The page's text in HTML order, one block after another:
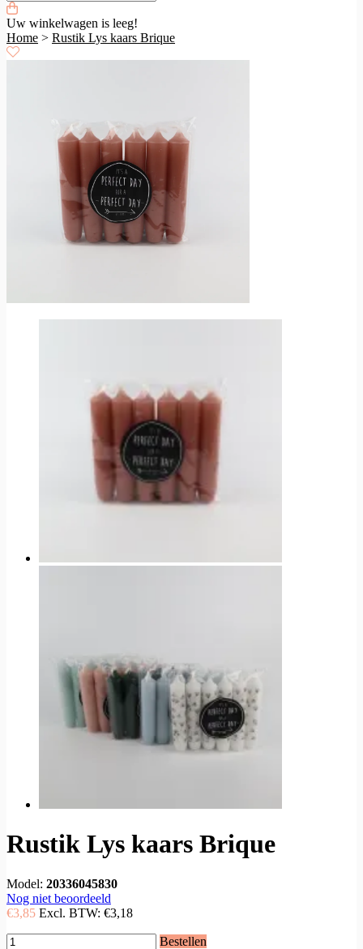
Uw winkelwagen is leeg!
Home > Rustik Lys kaars Brique
Rustik Lys kaars Brique
Model: 20336045830
Nog niet beoordeeld
€3,85 Excl. BTW: €3,18
Bestellen